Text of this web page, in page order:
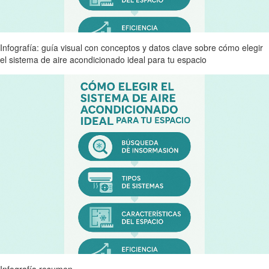
Infografía: guía visual con conceptos y datos clave sobre cómo elegir
el sistema de aire acondicionado ideal para tu espacio